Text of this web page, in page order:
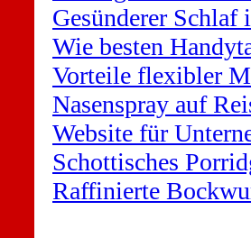
Gesünderer Schlaf
Wie besten
Vorteile flexibler
Nasenspray auf
Website für
Schottisches
Raffinierte